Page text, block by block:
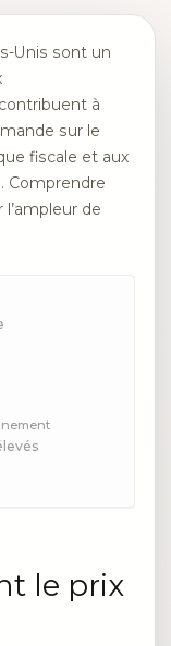
Unis sont un
à
sur le
fiscale et aux
Comprendre
de
le prix